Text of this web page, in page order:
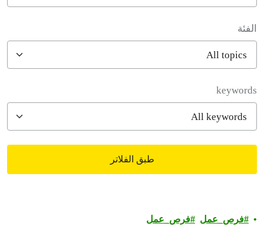
الفئة
keywords
طبق الفلاتر
فرص_عمل فرص_عمل